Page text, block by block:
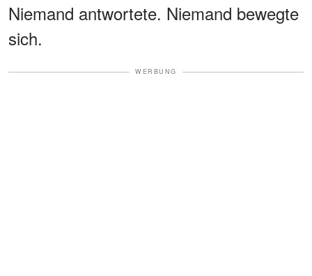
Niemand antwortete. Niemand bewegte
sich.
WERBUNG